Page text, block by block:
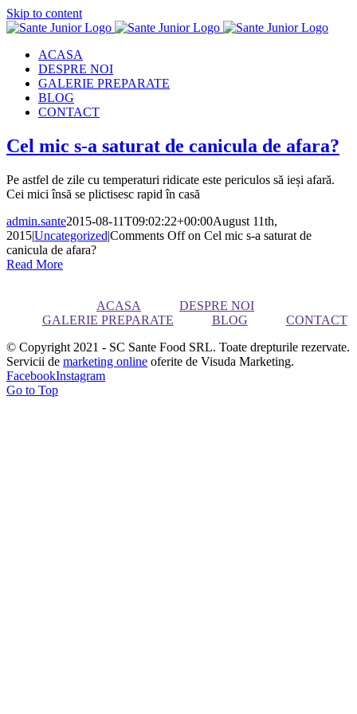
Skip to content
ACASA
DESPRE NOI
GALERIE PREPARATE
BLOG
CONTACT
Cel mic s-a saturat de canicula de afara?
Pe astfel de zile cu temperaturi ridicate este periculos să ieși afară.
Cei mici însă se plictisesc rapid în casă
admin.sante2015-08-11T09:02:22+00:00August 11th,
2015|Uncategorized|Comments Offon Cel mic s-a saturat de
canicula de afara?
Read More
ACASA
DESPRE NOI
GALERIE PREPARATE
BLOG
CONTACT
© Copyright 2021 - SC Sante Food SRL. Toate drepturile rezervate.
Servicii de marketing online oferite de Visuda Marketing.
FacebookInstagram
Go to Top